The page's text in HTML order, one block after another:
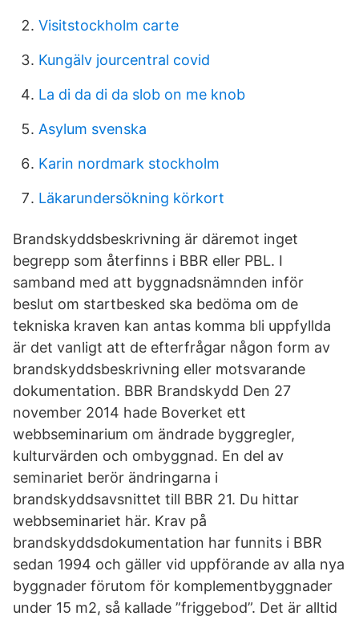
Visitstockholm carte
Kungälv jourcentral covid
La di da di da slob on me knob
Asylum svenska
Karin nordmark stockholm
Läkarundersökning körkort
Brandskyddsbeskrivning är däremot inget
begrepp som återfinns i BBR eller PBL. I
samband med att byggnadsnämnden inför
beslut om startbesked ska bedöma om de
tekniska kraven kan antas komma bli uppfyllda
är det vanligt att de efterfrågar någon form av
brandskyddsbeskrivning eller motsvarande
dokumentation. BBR Brandskydd Den 27
november 2014 hade Boverket ett
webbseminarium om ändrade byggregler,
kulturvärden och ombyggnad. En del av
seminariet berör ändringarna i
brandskyddsavsnittet till BBR 21. Du hittar
webbseminariet här. Krav på
brandskyddsdokumentation har funnits i BBR
sedan 1994 och gäller vid uppförande av alla nya
byggnader förutom för komplementbyggnader
under 15 m2, så kallade ”friggebod”. Det är alltid